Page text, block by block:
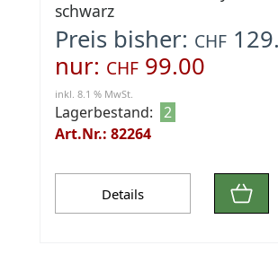
schwarz
Preis bisher: CHF
nur: CHF 99.00
inkl. 8.1 % MwSt.
Lagerbestand: 2
Art.Nr.: 82264
Details